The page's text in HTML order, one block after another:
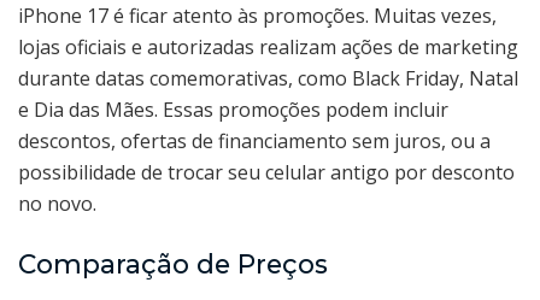
iPhone 17 é ficar atento às promoções. Muitas vezes,
lojas oficiais e autorizadas realizam ações de marketing
durante datas comemorativas, como Black Friday, Natal
e Dia das Mães. Essas promoções podem incluir
descontos, ofertas de financiamento sem juros, ou a
possibilidade de trocar seu celular antigo por desconto
no novo.
Comparação de Preços